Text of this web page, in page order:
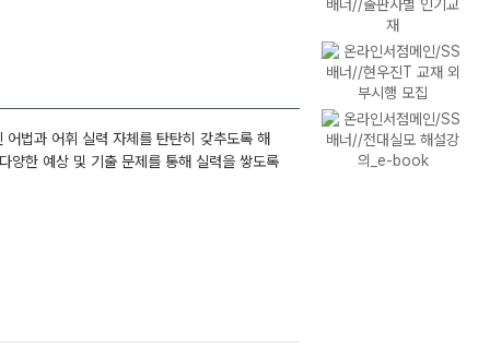
법과 어휘 실력 자체를 탄탄히 갖추도록 해
양한 예상 및 기출 문제를 통해 실력을 쌓도록